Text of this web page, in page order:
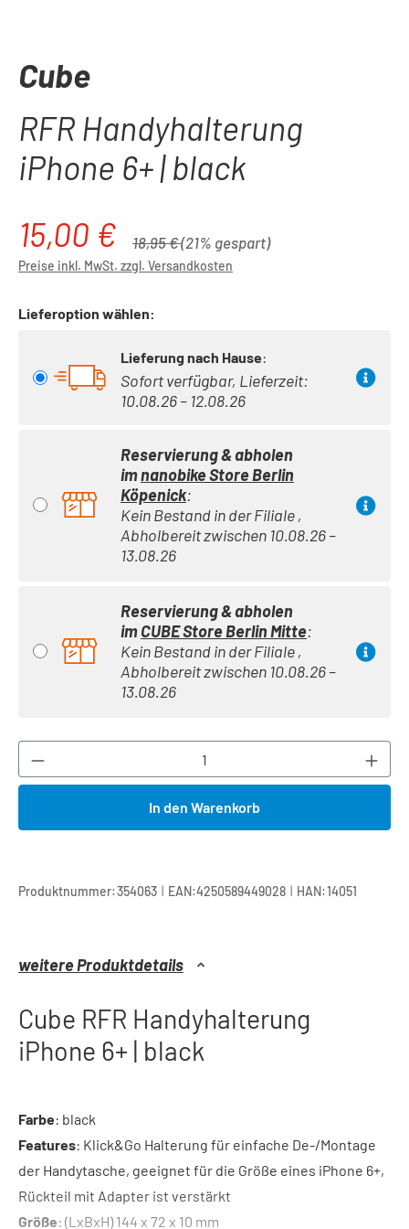
Cube
RFR Handyhalterung
iPhone 6+ | black
Verkaufspreis:
15,00 € Regulärer Preis:
18,95 €(21% gespart)
Preise inkl. MwSt. zzgl. Versandkosten
Lieferoption wählen:
Lieferung nach Hause:
Sofort verfügbar, Lieferzeit:
10.08.26 – 12.08.26
Reservierung & abholen
imnanobike Store Berlin
Köpenick:
Kein Bestand in der Filiale ,
Abholbereit zwischen 10.08.26 –
13.08.26
Reservierung & abholen
imCUBE Store Berlin Mitte:
Kein Bestand in der Filiale ,
Abholbereit zwischen 10.08.26 –
13.08.26
Produkt Anzahl: Gib den gewünschten
In den Warenkorb
Produktnummer:354063 | EAN:4250589449028 | HAN:14051
weitere Produktdetails
Cube RFR Handyhalterung
iPhone 6+ | black
Farbe: black
Features: Klick&Go Halterung für einfache De-/Montage
der Handytasche, geeignet für die Größe eines iPhone 6+,
Rückteil mit Adapter ist verstärkt
Größe: (LxBxH) 144 x 72 x 10 mm